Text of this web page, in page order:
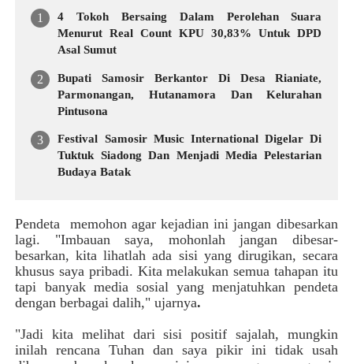
4 Tokoh Bersaing Dalam Perolehan Suara
Menurut Real Count KPU 30,83% Untuk DPD
Asal Sumut
Bupati Samosir Berkantor Di Desa Rianiate,
Parmonangan, Hutanamora Dan Kelurahan
Pintusona
Festival Samosir Music International Digelar Di
Tuktuk Siadong Dan Menjadi Media Pelestarian
Budaya Batak
Pendeta memohon agar kejadian ini jangan dibesarkan
lagi. "Imbauan saya, mohonlah jangan dibesar-
besarkan, kita lihatlah ada sisi yang dirugikan, secara
khusus saya pribadi. Kita melakukan semua tahapan itu
tapi banyak media sosial yang menjatuhkan pendeta
dengan berbagai dalih," ujarnya.
"Jadi kita melihat dari sisi positif sajalah, mungkin
inilah rencana Tuhan dan saya pikir ini tidak usah